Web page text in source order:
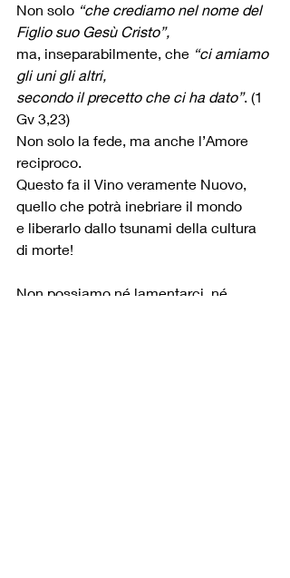
Non solo “che crediamo nel nome del
Figlio suo Gesù Cristo”,
ma, inseparabilmente, che “ci amiamo
gli uni gli altri,
secondo il precetto che ci ha dato”. (1
Gv 3,23)
Non solo la fede, ma anche l’Amore
reciproco.
Questo fa il Vino veramente Nuovo,
quello che potrà inebriare il mondo
e liberarlo dallo tsunami della cultura
di morte!
Non possiamo né lamentarci, né